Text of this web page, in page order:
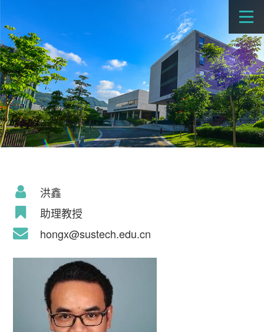
洪鑫
助理教授
hongx@sustech.edu.cn